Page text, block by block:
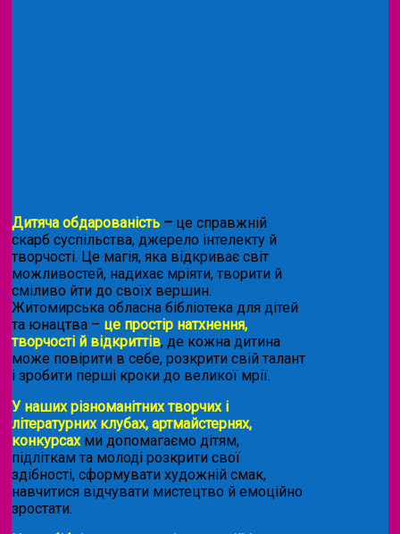
Дитяча обдарованість – це справжній
скарб суспільства, джерело інтелекту й
творчості. Це магія, яка відкриває світ
можливостей, надихає мріяти, творити й
сміливо йти до своїх вершин.
Житомирська обласна бібліотека для дітей
та юнацтва – це простір натхнення,
творчості й відкриттів, де кожна дитина
може повірити в себе, розкрити свій талант
і зробити перші кроки до великої мрії.
У наших різноманітних творчих і
літературних клубах, артмайстернях,
конкурсахми допомагаємо дітям,
підліткам та молоді розкрити свої
здібності, сформувати художній смак,
навчитися відчувати мистецтво й емоційно
зростати.